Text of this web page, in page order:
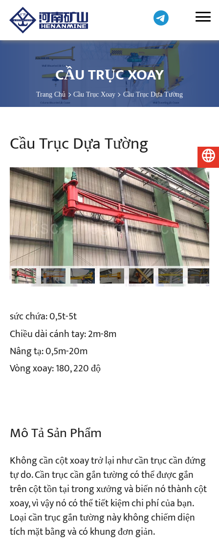
Blog
Tin tức
Các ứng dụng
Về chúng tôi
Liên hệ chúng tôi
CẦU TRỤC XOAY
Trang Chủ Cầu Trục Xoay Cầu Trục Dựa Tường
Cầu Trục Dựa Tường
sức chứa:0,5t-5t
Chiều dài cánh tay:2m-8m
Nâng tạ:0,5m-20m
Vòng xoay:180, 220 độ
Mô Tả Sản Phẩm
Không cần cột xoay trở lại như cần trục cần đứng
tự do. Cần trục cần gắn tường có thể được gắn
trên cột tồn tại trong xưởng và biến nó thành cột
xoay, vì vậy nó có thể tiết kiệm chi phí của bạn.
Loại cần trục gắn tường này không chiếm diện
tích mặt bằng và có khung đơn giản.
Tiếng Việt